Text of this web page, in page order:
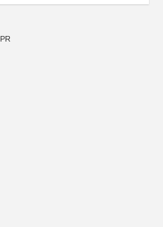
PR